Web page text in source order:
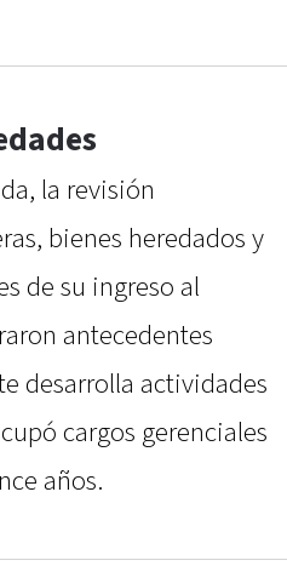
la revisión
bienes heredados y
de su ingreso al
antecedentes
desarrolla actividades
cargos gerenciales
años.